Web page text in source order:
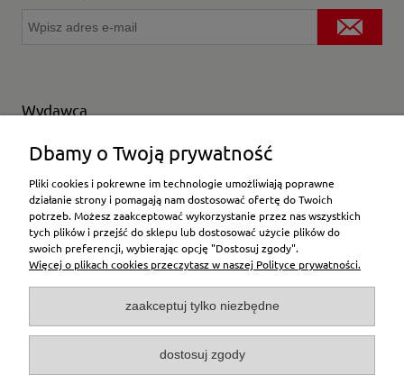
Wydawca
Wybierz producenta
Moje konto
Płatności i dostawa
Pomoc
O firmie
Dbamy o Twoją prywatność
Pliki cookies i pokrewne im technologie umożliwiają poprawne
działanie strony i pomagają nam dostosować ofertę do Twoich
potrzeb. Możesz zaakceptować wykorzystanie przez nas wszystkich
tych plików i przejść do sklepu lub dostosować użycie plików do
swoich preferencji, wybierając opcję "Dostosuj zgody".
Więcej o plikach cookies przeczytasz w naszej Polityce prywatności.
zaakceptuj tylko niezbędne
dostosuj zgody